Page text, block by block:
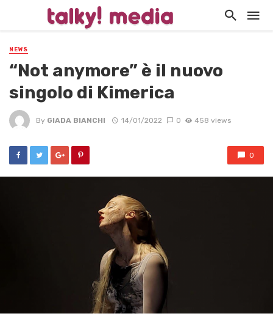
NEWS
“Not anymore” è il nuovo
singolo di Kimerica
By GIADA BIANCHI 14/01/2022 0 458 views
0